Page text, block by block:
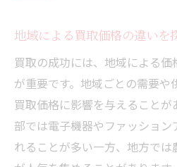
地域による買取価格の違いを
買取の成功には、地域による
が重要です。地域ごとの需要や
買取価格に影響を与えること
部では電子機器やファッション
れることが多い一方、地方で